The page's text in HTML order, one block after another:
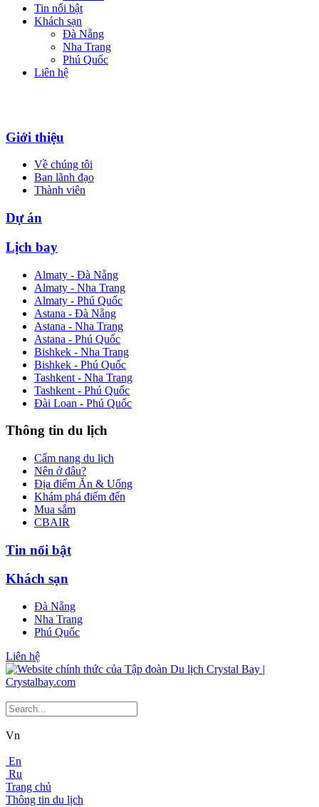
Tin nổi bật
Khách sạn
Đà Nẵng
Nha Trang
Phú Quốc
Liên hệ
Giới thiệu
Về chúng tôi
Ban lãnh đạo
Thành viên
Dự án
Lịch bay
Almaty - Đà Nẵng
Almaty - Nha Trang
Almaty - Phú Quốc
Astana - Đà Nẵng
Astana - Nha Trang
Astana - Phú Quốc
Bishkek - Nha Trang
Bishkek - Phú Quốc
Tashkent - Nha Trang
Tashkent - Phú Quốc
Đài Loan - Phú Quốc
Thông tin du lịch
Cẩm nang du lịch
Nên ở đâu?
Địa điểm Ăn & Uống
Khám phá điểm đến
Mua sắm
CBAIR
Tin nổi bật
Khách sạn
Đà Nẵng
Nha Trang
Phú Quốc
Liên hệ
Vn
En
Ru
Trang chủ
Thông tin du lịch